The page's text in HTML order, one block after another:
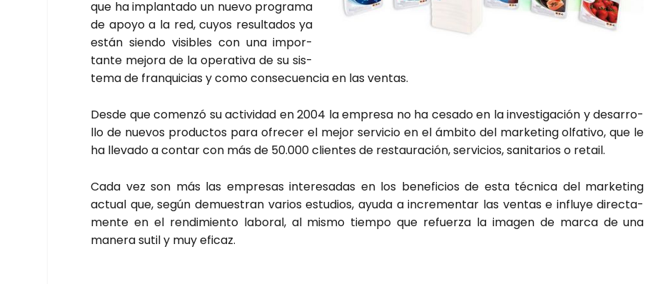
que ha implan­ta­do un nue­vo pro­gra­ma
de apo­yo a la red, cuyos resul­ta­dos ya
están sien­do visi­bles con una impor­
tan­te mejo­ra de la ope­ra­ti­va de su sis­
te­ma de fran­qui­cias y como con­se­cuen­cia en las ven­tas.
Des­de que comen­zó su acti­vi­dad en 2004 la empre­sa no ha cesa­do en la inves­ti­ga­ción y desa­rro­
llo de nue­vos pro­duc­tos para ofre­cer el mejor ser­vi­cio en el ámbi­to del mar­ke­ting olfa­ti­vo, que le
ha lle­va­do a con­tar con más de 50.000 clien­tes de res­tau­ra­ción, ser­vi­cios, sani­ta­rios o retail.
Cada vez son más las empre­sas intere­sa­das en los bene­fi­cios de esta téc­ni­ca del mar­ke­ting
actual que, según demues­tran varios estu­dios, ayu­da a incre­men­tar las ven­tas e influ­ye direc­ta­
men­te en el ren­di­mien­to labo­ral, al mis­mo tiem­po que refuer­za la ima­gen de mar­ca de una
mane­ra sutil y muy efi­caz.